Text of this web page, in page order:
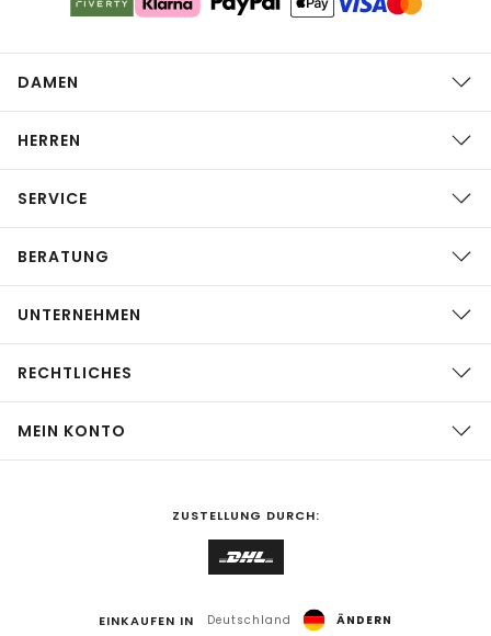
DAMEN
HERREN
SERVICE
BERATUNG
UNTERNEHMEN
RECHTLICHES
MEIN KONTO
ZUSTELLUNG DURCH:
EINKAUFEN IN Deutschland ÄNDERN